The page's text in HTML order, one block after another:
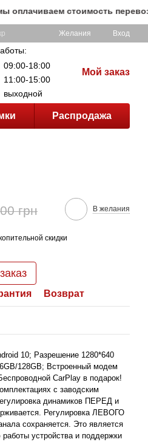
стоимость перевозки
Желания Вход
09:00-18:00
11:00-15:00
выходной
Мой заказ
Распродажа
грн В желания
скидки
Возврат
10; Разрешение 1280*640
128GB; Встроенный модем
CarPlay в подарок!
с заводским
динамиков ПЕРЕД и
Регулировка ЛЕВОГО
сохраняется. Это является
работы устройства и поддержки